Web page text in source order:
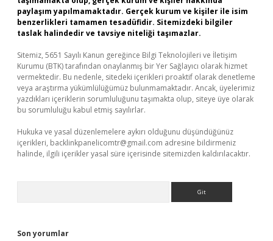
paylaşım yapılmamaktadır. Gerçek kurum ve kişiler ile isim
benzerlikleri tamamen tesadüfidir. Sitemizdeki bilgiler
taslak halindedir ve tavsiye niteliği taşımazlar.
Sitemiz, 5651 Sayılı Kanun gereğince Bilgi Teknolojileri ve İletişim
Kurumu (BTK) tarafından onaylanmış bir Yer Sağlayıcı olarak hizmet
vermektedir. Bu nedenle, sitedeki içerikleri proaktif olarak denetleme
veya araştırma yükümlülüğümüz bulunmamaktadır. Ancak, üyelerimiz
yazdıkları içeriklerin sorumluluğunu taşımakta olup, siteye üye olarak
bu sorumluluğu kabul etmiş sayılırlar.
Hukuka ve yasal düzenlemelere aykırı olduğunu düşündüğünüz
içerikleri, backlinkpanelicomtr@gmail.com adresine bildirmeniz
halinde, ilgili içerikler yasal süre içerisinde sitemizden kaldırılacaktır.
Son yorumlar